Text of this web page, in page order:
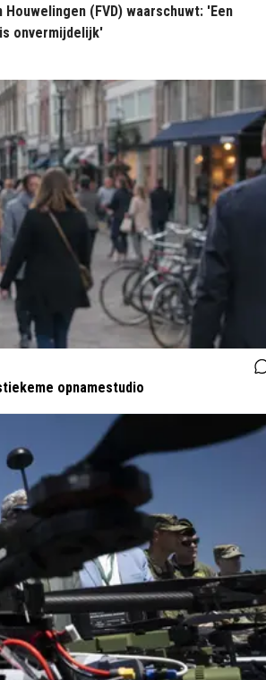
Houwelingen (FVD) waarschuwt: 'Een
onvermijdelijk'
opnamestudio